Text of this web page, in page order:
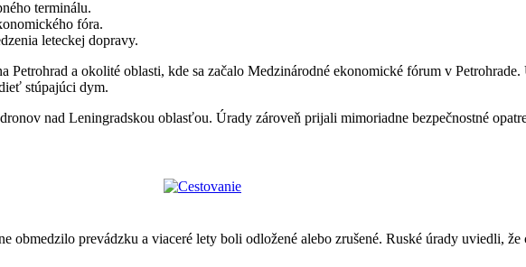
terminálu.
fóra.
leteckej dopravy.
a okolité oblasti, kde sa začalo Medzinárodné ekonomické fórum v
stúpajúci dym.
nad Leningradskou oblasťou. Úrady zároveň prijali mimoriadne bezpečnostné
obmedzilo prevádzku a viaceré lety boli odložené alebo zrušené. Ruské úrady uviedli,